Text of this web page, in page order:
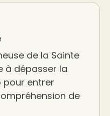
de la Sainte
à dépasser la
pour entrer
de